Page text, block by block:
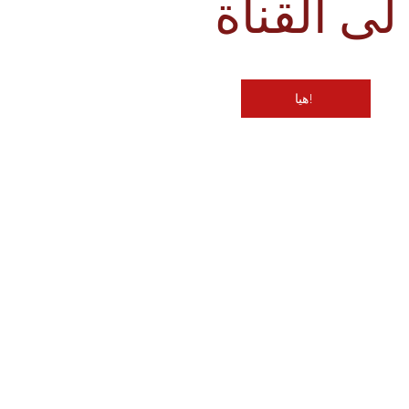
لى القناة
هيا!